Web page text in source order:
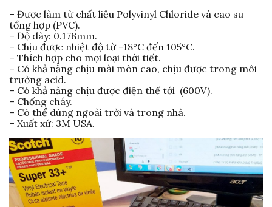
– Được làm từ chất liệu Polyvinyl Chloride và cao su
tổng hợp (PVC).
– Độ dày: 0.178mm.
– Chịu được nhiệt độ từ -18°C đến 105°C.
– Thích hợp cho mọi loại thời tiết.
– Có khả năng chịu mài mòn cao, chịu được trong môi
trường acid.
– Có khả năng chịu được điện thế tới (600V).
– Chống cháy.
– Có thể dùng ngoài trời và trong nhà.
– Xuất xứ: 3M USA.